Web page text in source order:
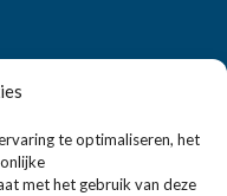
te optimaliseren, het
met het gebruik van deze